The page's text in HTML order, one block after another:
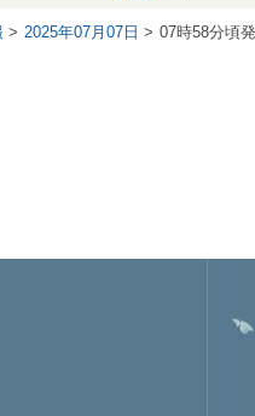
2025年07月07日 07時58分頃